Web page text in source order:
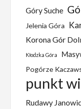
Góry Suche
Jelenia Góra
Korona Gór
Kłodzka Góra
Pogórze
punkt
Rudawy